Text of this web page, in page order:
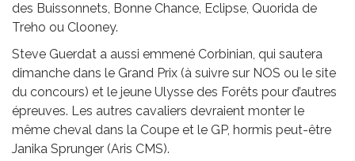
des Buissonnets, Bonne Chance, Eclipse, Quorida de
Treho ou Clooney.
Steve Guerdat a aussi emmené Corbinian, qui sautera
dimanche dans le Grand Prix (à suivre sur NOS ou le site
du concours) et le jeune Ulysse des Forêts pour d’autres
épreuves. Les autres cavaliers devraient monter le
même cheval dans la Coupe et le GP, hormis peut-être
Janika Sprunger (Aris CMS).